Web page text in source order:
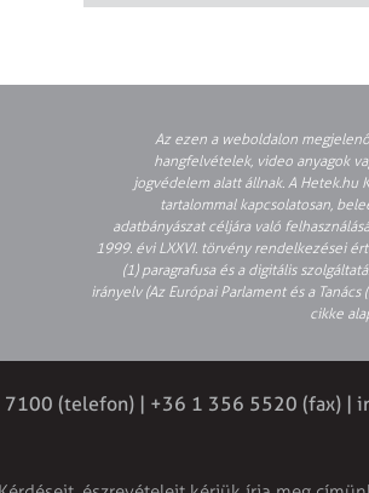
Az ezen a weboldalon
hangfelvételek, video anyagok
jogvédelem alatt állnak. A Hetek.hu
tartalommal kapcsolatosan,
adatbányászat céljára való
1999. évi LXXVI. törvény rendelkezései
(1) paragrafusa és a digitális
irányelv (Az Európai Parlament és a
cikke
7100 (telefon) | +36 1 356 5520 (fax) |